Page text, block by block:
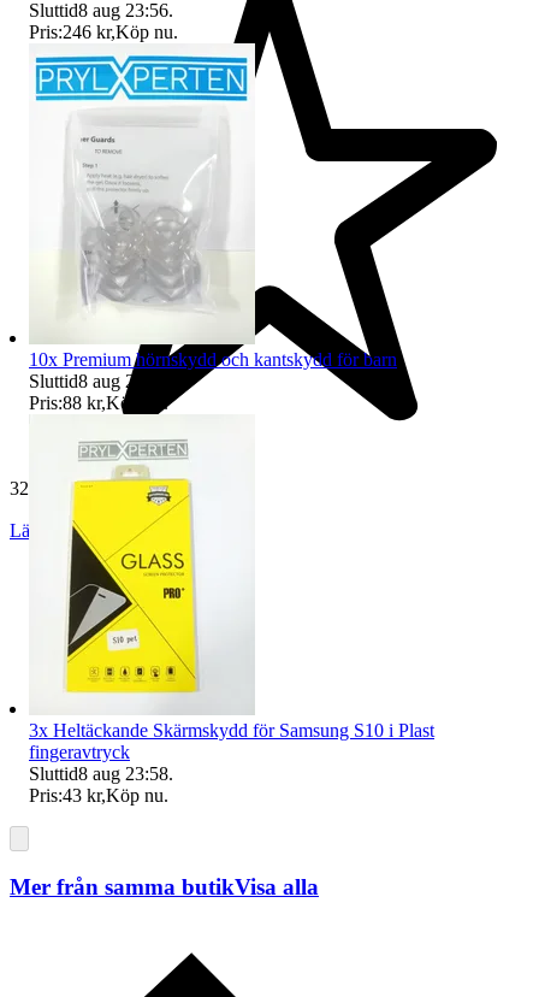
32 505 omdömen
Läs omdömen Följ
Sluttid8 aug 23:56.
Pris:246 kr,Köp nu.
10x Premium hörnskydd och kantskydd för barn
Sluttid8 aug 23:57
Pris:88 kr,Köp nu .
3x Heltäckande Skärmskydd för Samsung S10 i Plast
fingeravtryck
Sluttid8 aug 23:58.
Pris:43 kr,Köp nu.
Mer från samma butikVisa alla